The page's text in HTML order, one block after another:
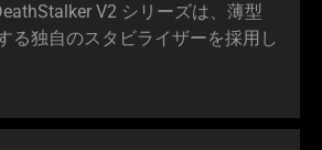
V2 シリーズは、薄型
る独自のスタビライザーを採用し